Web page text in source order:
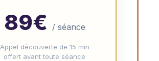
89€ / séance
Appel découverte de 15 min
offert avant toute séance